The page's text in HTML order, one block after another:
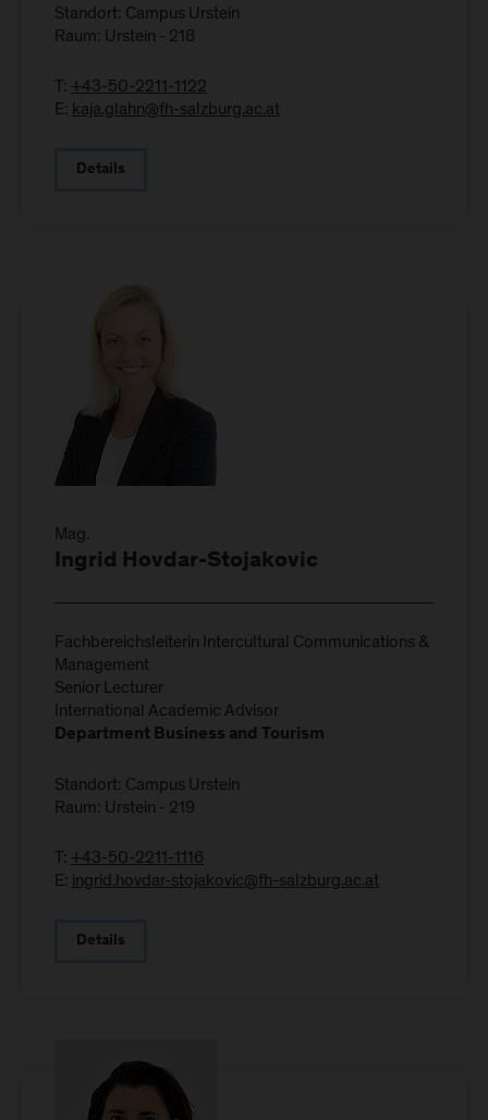
Standort: Campus Urstein
Raum: Urstein - 218
T: +43-50-2211-1122
E: kaja.glahn@fh-salzburg.ac.at
Details
Mag.
Ingrid Hovdar-Stojakovic
Fachbereichsleiterin Intercultural Communications &
Management
Senior Lecturer
International Academic Advisor
Department Business and Tourism
Standort: Campus Urstein
Raum: Urstein - 219
T: +43-50-2211-1116
E: ingrid.hovdar-stojakovic@fh-salzburg.ac.at
Details